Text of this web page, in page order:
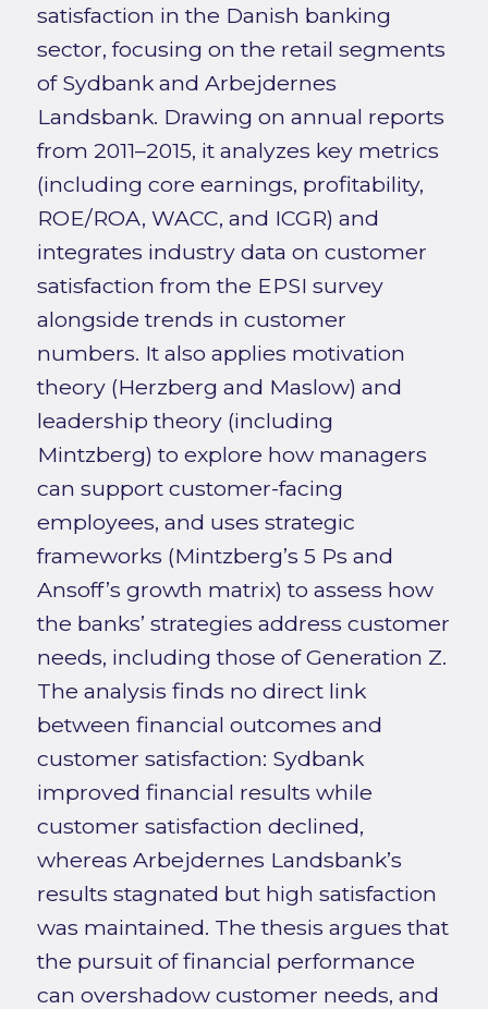
satisfaction in the Danish banking
sector, focusing on the retail segments
of Sydbank and Arbejdernes
Landsbank. Drawing on annual reports
from 2011–2015, it analyzes key metrics
(including core earnings, profitability,
ROE/ROA, WACC, and ICGR) and
integrates industry data on customer
satisfaction from the EPSI survey
alongside trends in customer
numbers. It also applies motivation
theory (Herzberg and Maslow) and
leadership theory (including
Mintzberg) to explore how managers
can support customer-facing
employees, and uses strategic
frameworks (Mintzberg’s 5 Ps and
Ansoff’s growth matrix) to assess how
the banks’ strategies address customer
needs, including those of Generation Z.
The analysis finds no direct link
between financial outcomes and
customer satisfaction: Sydbank
improved financial results while
customer satisfaction declined,
whereas Arbejdernes Landsbank’s
results stagnated but high satisfaction
was maintained. The thesis argues that
the pursuit of financial performance
can overshadow customer needs, and